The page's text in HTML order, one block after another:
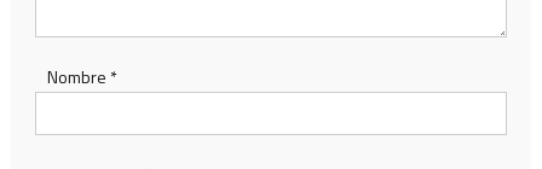
Nombre *